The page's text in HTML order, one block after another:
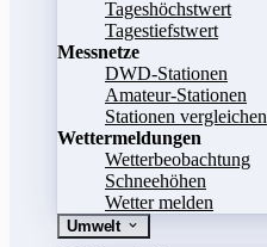
Tageshöchstwert
Tagestiefstwert
Messnetze
DWD-Stationen
Amateur-Stationen
Stationen vergleichen
Wettermeldungen
Wetterbeobachtung
Schneehöhen
Wetter melden
Umwelt